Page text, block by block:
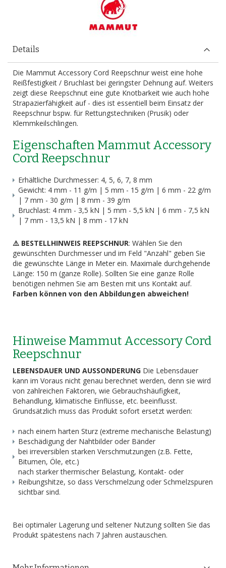
Details
Die Mammut Accessory Cord Reepschnur weist eine hohe
Reißfestigkeit / Bruchlast bei geringster Dehnung auf. Weiters
zeigt diese Reepschnut eine gute Knotbarkeit wie auch hohe
Strapazierfähigkeit auf - dies ist essentiell beim Einsatz der
Reepschnur bspw. für Rettungstechniken (Prusik) oder
Klemmkeilschlingen.
Eigenschaften Mammut Accessory
Cord Reepschnur
Erhältliche Durchmesser: 4, 5, 6, 7, 8 mm
Gewicht: 4 mm - 11 g/m | 5 mm - 15 g/m | 6 mm - 22 g/m
| 7 mm - 30 g/m | 8 mm - 39 g/m
Bruchlast: 4 mm - 3,5 kN | 5 mm - 5,5 kN | 6 mm - 7,5 kN
| 7 mm - 13,5 kN | 8 mm - 17 kN
⚠️ BESTELLHINWEIS REEPSCHNUR: Wählen Sie den
gewünschten Durchmesser und im Feld "Anzahl" geben Sie
die gewünschte Länge in Meter ein. Maximale durchgehende
Länge: 150 m (ganze Rolle). Sollten Sie eine ganze Rolle
benötigen nehmen Sie am Besten mit uns Kontakt auf.
Farben können von den Abbildungen abweichen!
Hinweise Mammut Accessory Cord
Reepschnur
LEBENSDAUER UND AUSSONDERUNG Die Lebensdauer
kann im Voraus nicht genau berechnet werden, denn sie wird
von zahlreichen Faktoren, wie Gebrauchshäufigkeit,
Behandlung, klimatische Einflüsse, etc. beeinflusst.
Grundsätzlich muss das Produkt sofort ersetzt werden:
nach einem harten Sturz (extreme mechanische Belastung)
Beschädigung der Nahtbilder oder Bänder
bei irreversiblen starken Verschmutzungen (z.B. Fette,
Bitumen, Öle, etc.)
nach starker thermischer Belastung, Kontakt- oder
Reibungshitze, so dass Verschmelzung oder Schmelzspuren
sichtbar sind.
Bei optimaler Lagerung und seltener Nutzung sollten Sie das
Produkt spätestens nach 7 Jahren austauschen.